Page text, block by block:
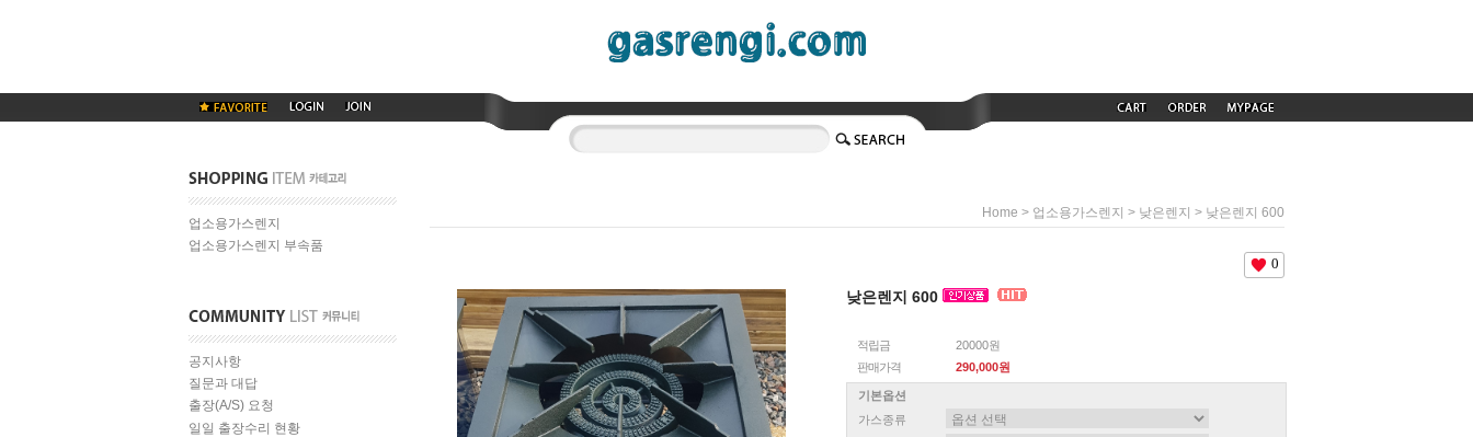
업소용가스렌지
업소용가스렌지 부속품
공지사항
질문과 대답
출장(A/S) 요청
일일 출장수리 현황
Home > 업소용가스렌지 > 낮은렌지 > 낮은렌지 600
0
낮은렌지 600
적립금
20000원
판매가격
290,000원
기본옵션
가스종류